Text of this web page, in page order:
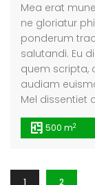
Mea erat
ne gloriatur
ponderum
salutandi. Eu
quem scripta,
audiam
Mel dissentiet
500 m2
1 2